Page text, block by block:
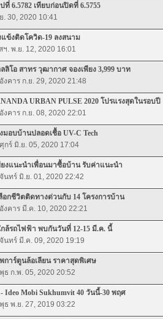
ที่ 6.5782 เทียบก่อนปิดที่ 6.5755
. 30, 2020 10:41
แข้งติดโควิด-19 ลงสนาม
ฯ. พ.ย. 12, 2020 16:01
ลิโอ สาทร วุฒากาศ จองเพียง 3,999 บาท
งคาร ก.ย. 29, 2020 21:48
URBAN PULSE 2020 โปรแรงสุดในรอบปี
งคาร ก.ย. 08, 2020 22:01
อบบ้านปลอดเชื้อ UV-C Tech
กร์ มิ.ย. 05, 2020 17:04
ยงแนะนำเพื่อนมาซื้อบ้าน รับค่าแนะนำ
นทร์ มิ.ย. 01, 2020 22:42
อกชีวิตติดทางด่วนกับ 14 โครงการบ้าน
งคาร มี.ค. 10, 2020 22:21
ล้รถไฟฟ้า พบกันวันที่ 12-15 มี.ค. นี้
นทร์ มี.ค. 09, 2020 19:19
การ์ตูนล้อเลียน ราคาสุดพิเศษ
ธ ก.พ. 05, 2020 20:52
- Ideo Mobi Sukhumvit 40 วันนี้-30 พฤศ
ธ พ.ย. 27, 2019 03:22